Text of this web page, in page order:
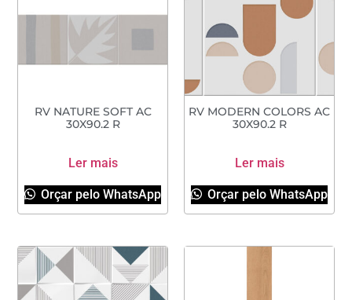
RV NATURE SOFT AC
30X90.2 R
Ler mais
Orçar pelo WhatsApp
RV MODERN COLORS AC
30X90.2 R
Ler mais
Orçar pelo WhatsApp